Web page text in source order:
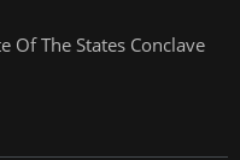
Of The States Conclave